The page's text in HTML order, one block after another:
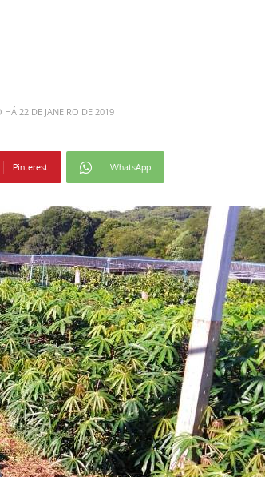
HÁ 22 DE JANEIRO DE 2019
Pinterest WhatsApp